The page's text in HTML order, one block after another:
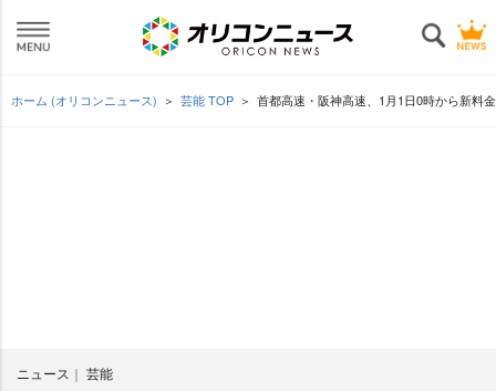
ホーム (オリコンニュース) 芸能 TOP 首都高速・阪神高速、1月1日0時から新料
ニュース 芸能